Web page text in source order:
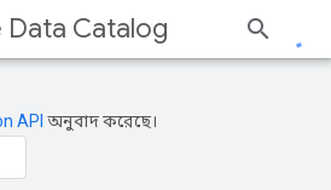
Data Catalog
API অনুবাদ করেছে।